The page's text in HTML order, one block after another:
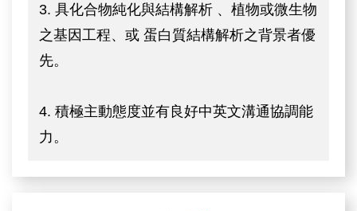
3. 具化合物純化與結構解析 、植物或微生物
之基因工程、或 蛋白質結構解析之背景者優
先。
4. 積極主動態度並有良好中英文溝通協調能
力。